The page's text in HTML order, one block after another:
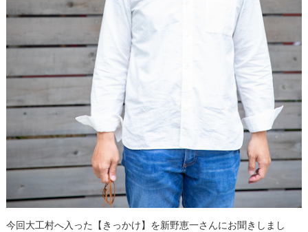
今回大工村へ入った【きっかけ】を新野恵一さんにお聞きしまし